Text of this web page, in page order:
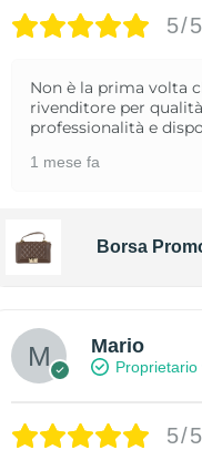
5/5
Non è la prima volta
rivenditore per
professionalità e
1 mese fa
Borsa
Mario
Proprietario
5/5